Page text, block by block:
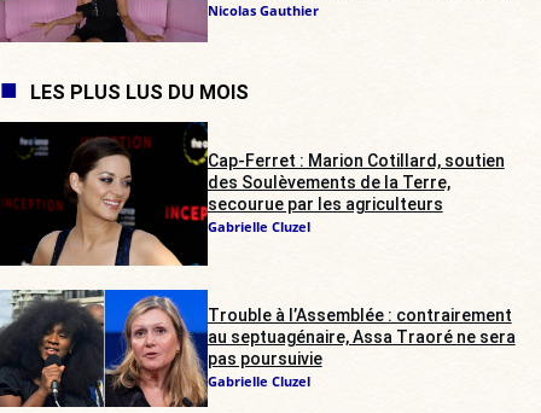
Nicolas Gauthier
LES PLUS LUS DU MOIS
Cap-Ferret : Marion Cotillard, soutien
des Soulèvements de la Terre,
secourue par les agriculteurs
Gabrielle Cluzel
Trouble à l’Assemblée : contrairement
au septuagénaire, Assa Traoré ne sera
pas poursuivie
Gabrielle Cluzel